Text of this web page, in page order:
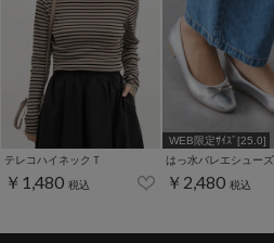
テレコハイネックＴ
￥1,480 税込
WEB限定ｻｲｽﾞ[25.0]
はっ水バレエシューズ
￥2,480 税込